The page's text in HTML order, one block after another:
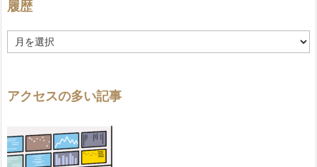
履歴
歴
アクセスの多い記事